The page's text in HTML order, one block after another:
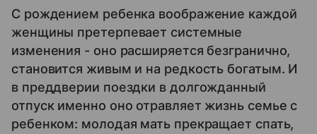
С рождением ребенка воображение каждой
женщины претерпевает системные
изменения - оно расширяется безгранично,
становится живым и на редкость богатым. И
в преддверии поездки в долгожданный
отпуск именно оно отравляет жизнь семье с
ребенком: молодая мать прекращает спать,